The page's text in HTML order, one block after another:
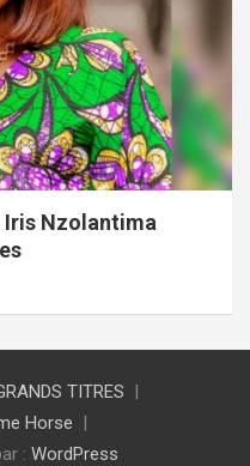
Iris Nzolantima
TITRES
Horse
: WordPress